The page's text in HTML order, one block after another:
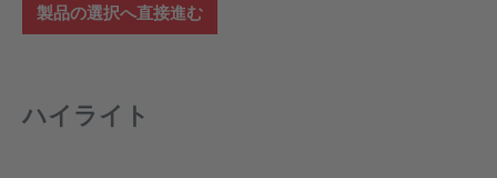
製品の選択へ直接進む
ハイライト